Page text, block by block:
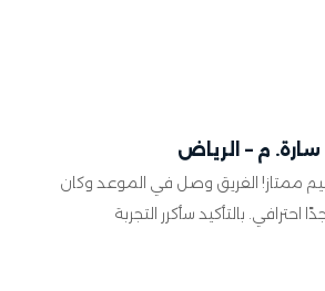
سارة. م – الرياض
ممتاز! الفريق وصل في الموعد وكان
احترافي. بالتأكيد سأكرر التجربة